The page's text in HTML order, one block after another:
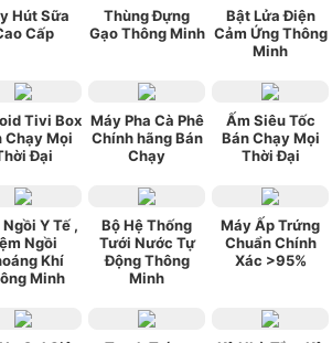
Hút Sữa
Cấp
Thùng Đựng
Gạo Thông Minh
Bật Lửa Điện
Cảm Ứng Thông
Minh
Tivi Box
Chạy Mọi
Đại
Máy Pha Cà Phê
Chính hãng Bán
Chạy
Ấm Siêu Tốc
Bán Chạy Mọi
Thời Đại
Y Tế ,
Ngồi
Khí
Minh
Bộ Hệ Thống
Tưới Nước Tự
Động Thông
Minh
Máy Ấp Trứng
Chuẩn Chính
Xác >95%